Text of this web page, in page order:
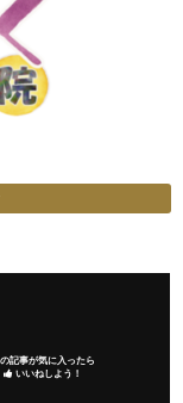
記事が気に入ったら
いいねしよう！